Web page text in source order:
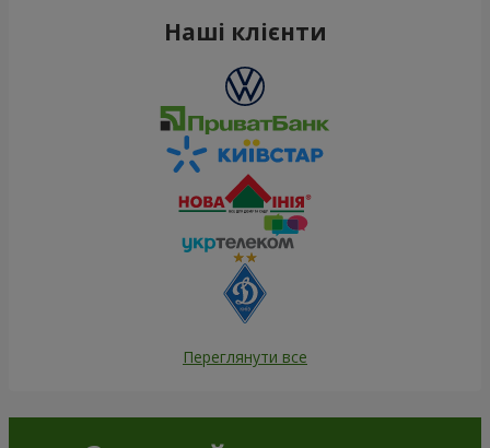
Наші клієнти
Переглянути все